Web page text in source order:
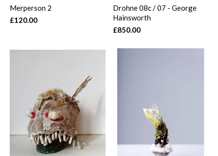
Merperson 2
£120.00
Drohne 08c / 07 - George
Hainsworth
£850.00